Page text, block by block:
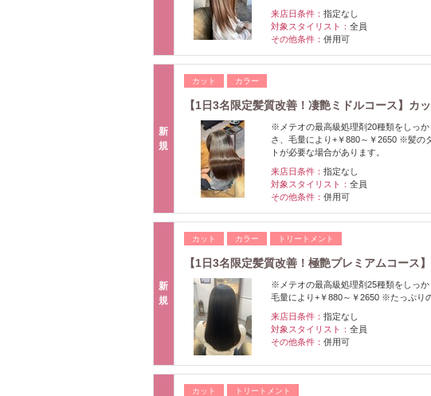
来店日条件： 指定なし
対象スタイリスト： 全員
その他条件： 併用可
新
規
カット カラー
【1日3名限定髪質改善！凄艶ミドルコース】カ
※メテオの最高級処理剤20種類をしっ
さ、毛量により+￥880～￥2650 ※髪の
トが必要な場合があります。
来店日条件： 指定なし
対象スタイリスト： 全員
その他条件： 併用可
新
規
カット カラー トリートメント
【1日3名限定髪質改善！極艶プレミアムコース
※メテオの最高級処理剤25種類をしっ
毛量により+￥880～￥2650 ※たっぷり
来店日条件： 指定なし
対象スタイリスト： 全員
その他条件： 併用可
カット トリートメント